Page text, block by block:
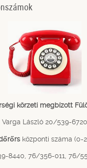
körzeti megbízott
Varga László 20/539-6720
központi száma (0-
8440, 76/356-011, 76/